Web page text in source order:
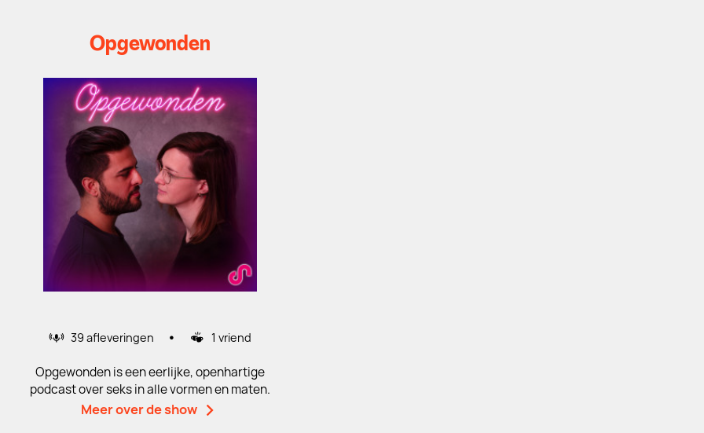
Opgewonden
39 afleveringen • 1 vriend
Opgewonden is een eerlijke, openhartige
podcast over seks in alle vormen en maten.
Meer over de show